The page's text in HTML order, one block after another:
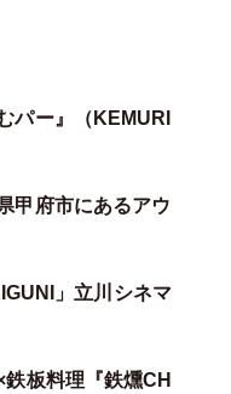
パー』（KEMURI
甲府市にあるアウ
」立川シネマ
板料理『鉄燻CH